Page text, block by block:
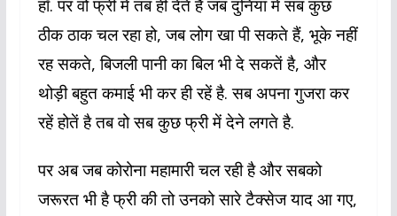
हाँ. पर वो फ्री में तब ही देतें है जब दुनिया में सब कुछ
ठीक ठाक चल रहा हो, जब लोग खा पी सकते हैं, भूके नहीं
रह सकते, बिजली पानी का बिल भी दे सकतें है, और
थोड़ी बहुत कमाई भी कर ही रहें है. सब अपना गुजरा कर
रहें होतें है तब वो सब कुछ फ्री में देने लगते है.
पर अब जब कोरोना महामारी चल रही है और सबको
जरूरत भी है फ्री की तो उनको सारे टैक्सेज याद आ गए,